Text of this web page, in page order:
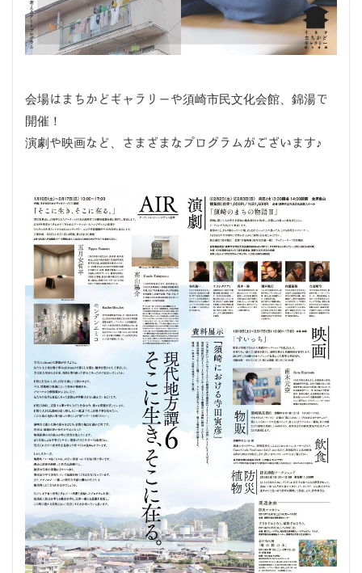
会場はまちかどギャラリーや須崎市民文化会館、錦湯で
開催！
演劇や映画など、さまざまなプログラムがございます♪